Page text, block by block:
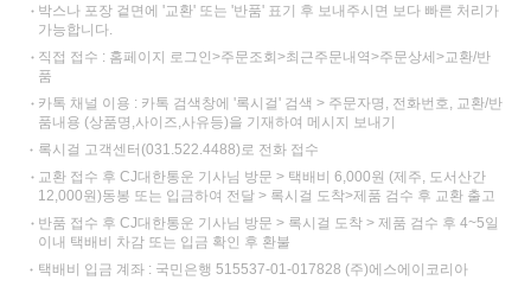
박스나 포장 겉면에 '교환' 또는 '반품' 표기 후 보내주시면 보다 빠른 처리가
가능합니다.
직접 접수 : 홈페이지 로그인>주문조회>최근주문내역>주문상세>교환/반
품
카톡 채널 이용 : 카톡 검색창에 '록시걸' 검색 > 주문자명, 전화번호, 교환/반
품내용 (상품명,사이즈,사유등)을 기재하여 메시지 보내기
록시걸 고객센터(031.522.4488)로 전화 접수
교환 접수 후 CJ대한통운 기사님 방문 > 택배비 6,000원 (제주, 도서산간
12,000원)동봉 또는 입금하여 전달 > 록시걸 도착>제품 검수 후 교환 출고
반품 접수 후 CJ대한통운 기사님 방문 > 록시걸 도착 > 제품 검수 후 4~5일
이내 택배비 차감 또는 입금 확인 후 환불
택배비 입금 계좌 : 국민은행 515537-01-017828 (주)에스에이코리아